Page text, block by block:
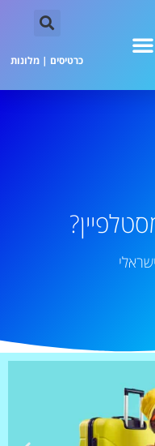
כרטיסים | מלונות